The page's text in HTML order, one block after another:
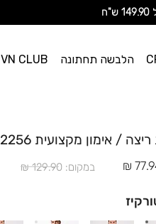
הלבשה תחתונה VN CLUB
/ אימון מקצועית 2256 -טורקיז כהה
במקום: 129.90 ₪